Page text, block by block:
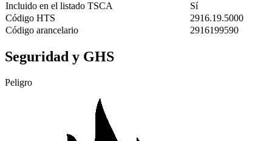
Incluido en el listado TSCA
Sí
Código HTS
2916.19.5000
Código arancelario
2916199590
Seguridad y GHS
Peligro